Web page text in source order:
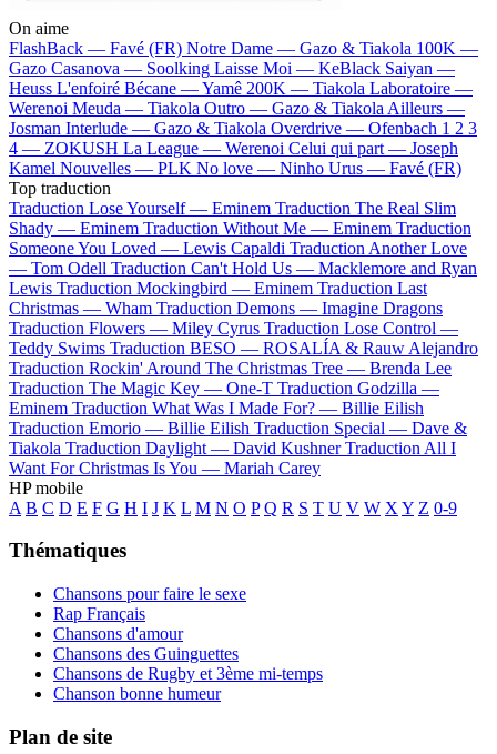
On aime
FlashBack — Favé (FR) Notre Dame — Gazo & Tiakola 100K —
Gazo Casanova — Soolking Laisse Moi — KeBlack Saiyan —
Heuss L'enfoiré Bécane —Yamê 200K — Tiakola Laboratoire —
Werenoi Meuda — Tiakola Outro — Gazo & Tiakola Ailleurs —
Josman Interlude — Gazo & Tiakola Overdrive — Ofenbach 1 2 3
4 — ZOKUSH La League — Werenoi Celui qui part — Joseph
Kamel Nouvelles — PLK No love — Ninho Urus — Favé (FR)
Top traduction
Traduction Lose Yourself — Eminem Traduction The Real Slim
Shady — Eminem Traduction Without Me — Eminem Traduction
Someone You Loved — Lewis Capaldi Traduction Another Love
— Tom Odell Traduction Can't Hold Us — Macklemore and Ryan
Lewis Traduction Mockingbird — Eminem Traduction Last
Christmas — Wham Traduction Demons — Imagine Dragons
Traduction Flowers — Miley Cyrus Traduction Lose Control —
Teddy Swims Traduction BESO — ROSALÍA & Rauw Alejandro
Traduction Rockin' Around The Christmas Tree — Brenda Lee
Traduction The Magic Key — One-T Traduction Godzilla —
Eminem Traduction What Was I Made For? — Billie Eilish
Traduction Emorio — Billie Eilish Traduction Special — Dave &
Tiakola Traduction Daylight — David Kushner Traduction All I
Want For Christmas Is You — Mariah Carey
HP mobile
A B C D E F G H I J K L M N O P Q R S T U V W X Y Z 0-9
Thématiques
Chansons pour faire le sexe
Rap Français
Chansons d'amour
Chansons des Guinguettes
Chansons de Rugby et 3ème mi-temps
Chanson bonne humeur
Plan de site